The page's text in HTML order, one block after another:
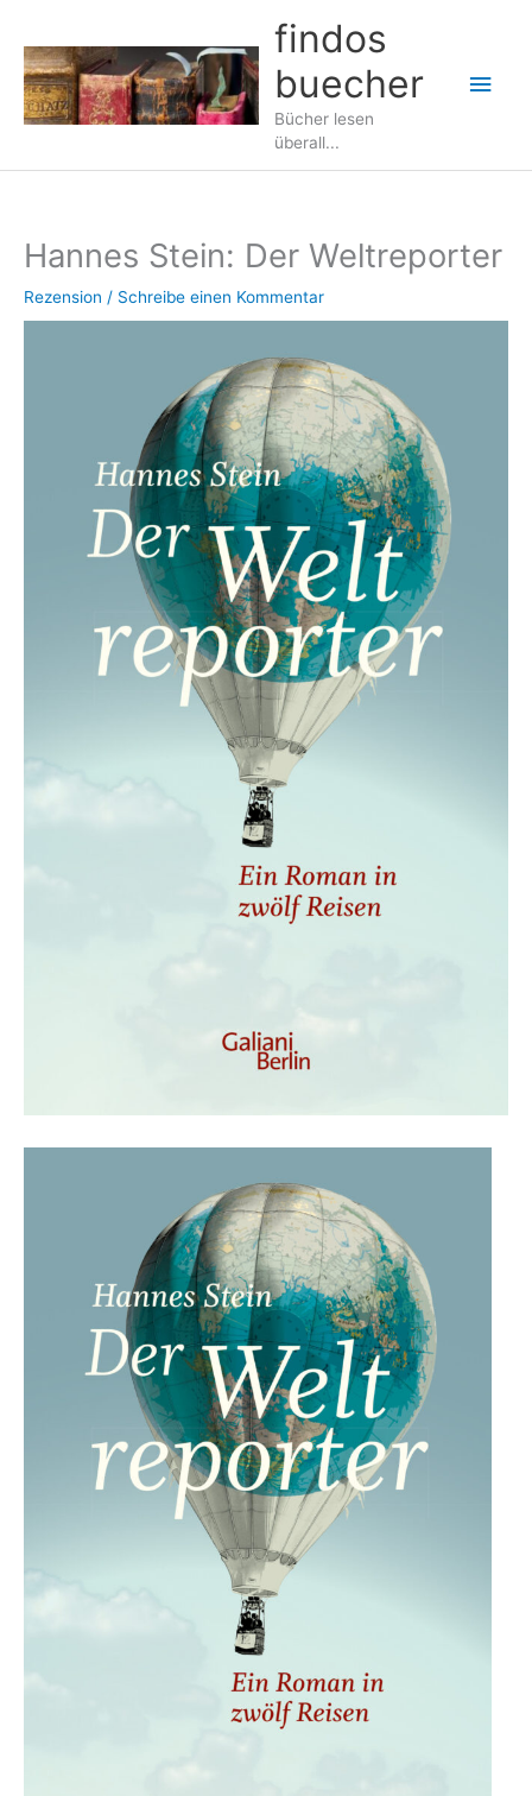
Inhalt
springen
findos
buecher
Bücher lesen
überall...
Hannes Stein: Der Weltreporter
Rezension / Schreibe einen Kommentar